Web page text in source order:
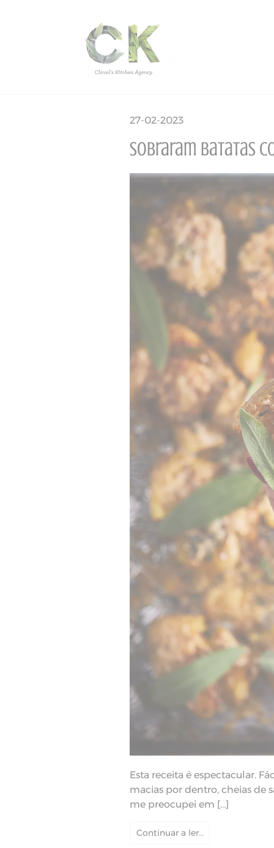
27-02-2023
Sobraram batatas
Esta receita é espectacular.
macias por dentro, cheias de
me preocupei em […]
Continuar a ler…